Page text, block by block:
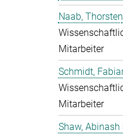
Naab, Thorsten
Mitarbeiter
Schmidt,
Mitarbeiter
Shaw, Abinash